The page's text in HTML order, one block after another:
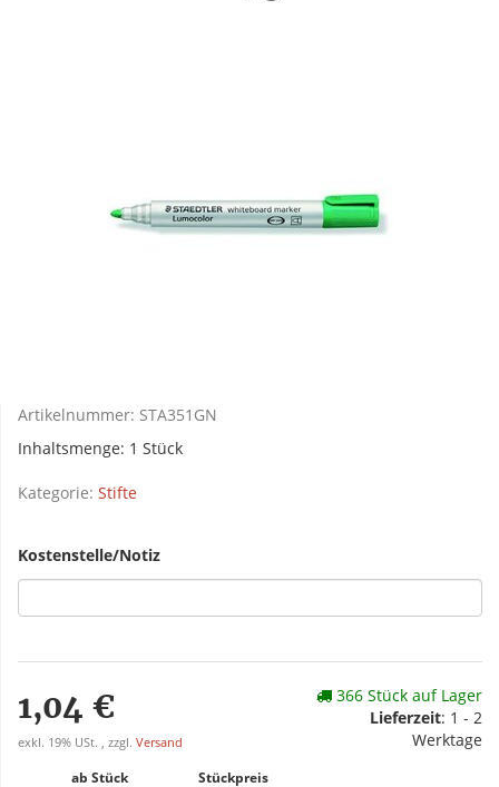
Artikelnummer: STA351GN
Inhaltsmenge: 1 Stück
Kategorie: Stifte
Kostenstelle/Notiz
1,04 €
exkl. 19% USt. , zzgl. Versand
ab Stück
Stückpreis
366 Stück auf Lager
Lieferzeit: 1 - 2
Werktage